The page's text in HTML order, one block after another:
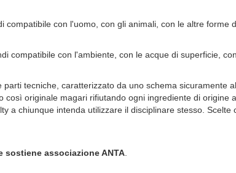
compatibile con l'uomo, con gli animali, con le altre forme
compatibile con l'ambiente, con le acque di superficie,
tecniche, caratterizzato da uno schema sicuramente
originale magari rifiutando ogni ingrediente di origine
a chiunque intenda utilizzare il disciplinare stesso. Scelte
sostiene associazione ANTA